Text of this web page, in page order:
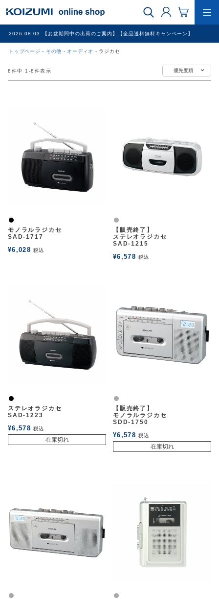
2026.08.03 【お盆期間中の出荷のご案内】【全品送料無料キャンペーン】
トップページ その他 オーディオ ラジカセ
冷暖房家電
家具
アウトレットSALE
ログイン
お問い合わせ
優先度順
8 件中 1 -8 件表示
黒
モノラルラジカセ
SAD-1717
¥6,028 税込
グレー
【販売終了】
ステレオラジカセ
SAD-1215
¥6,578 税込
黒
ステレオラジカセ
SAD-1223
¥6,578 税込
在庫切れ
グレー
【販売終了】
モノラルラジカセ
SDD-1750
¥6,578 税込
在庫切れ
グレー グレー